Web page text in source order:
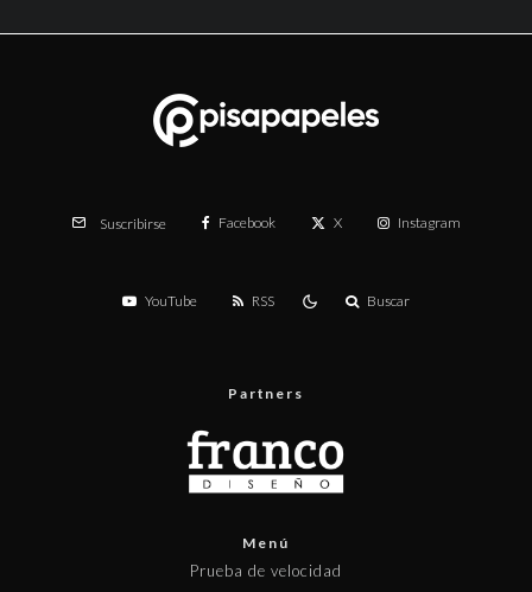
Suscribirse Facebook X Instagram
YouTube RSS Buscar
Partners
Menú
Prueba de velocidad